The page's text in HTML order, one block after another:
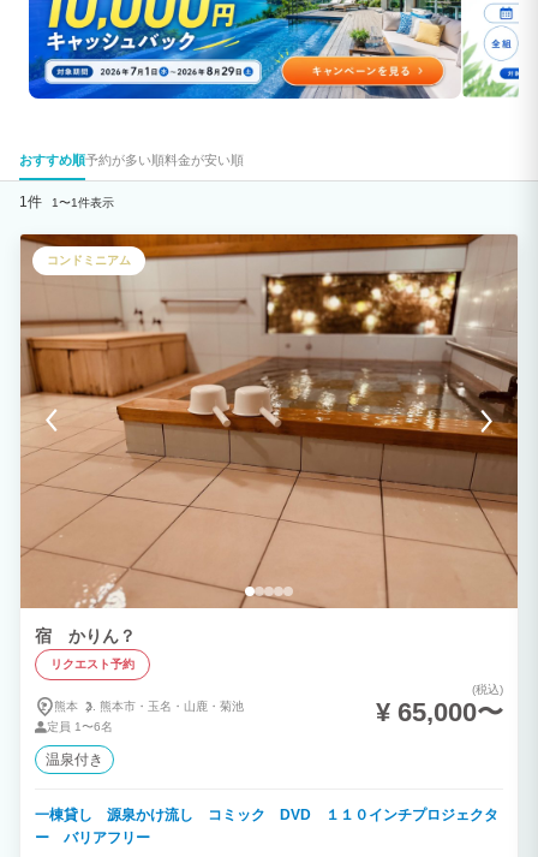
おすすめ順予約が多い順料金が安い順
1件 1〜1件表示
コンドミニアム
宿 かりん？
リクエスト予約
熊本 熊本市・ 玉名・ 山鹿・ 菊池
定員 1〜6名
(税込)
¥ 65,000〜
温泉付き
一棟貸し 源泉かけ流し コミック DVD １１０インチプロジェクタ
ー バリアフリー